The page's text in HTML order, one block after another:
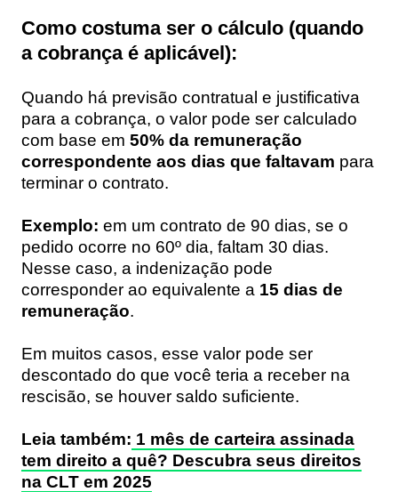
Como costuma ser o cálculo (quando
a cobrança é aplicável):
Quando há previsão contratual e justificativa
para a cobrança, o valor pode ser calculado
com base em 50% da remuneração
correspondente aos dias que faltavam para
terminar o contrato.
Exemplo: em um contrato de 90 dias, se o
pedido ocorre no 60º dia, faltam 30 dias.
Nesse caso, a indenização pode
corresponder ao equivalente a 15 dias de
remuneração.
Em muitos casos, esse valor pode ser
descontado do que você teria a receber na
rescisão, se houver saldo suficiente.
Leia também: 1 mês de carteira assinada
tem direito a quê? Descubra seus direitos
na CLT em 2025